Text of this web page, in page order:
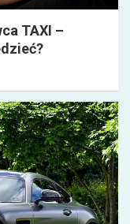
TAXI –